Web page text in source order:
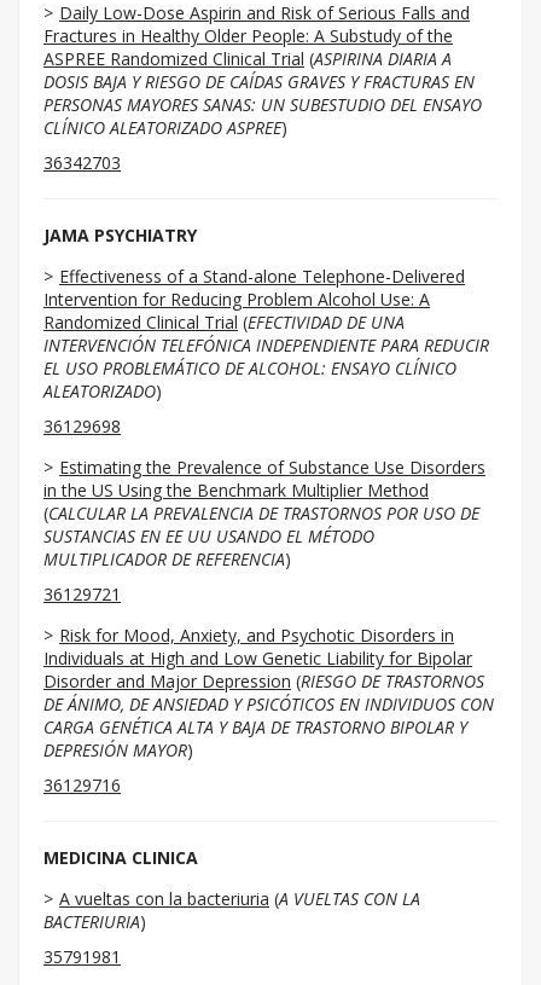
Daily Low-Dose Aspirin and Risk of Serious Falls and
Fractures in Healthy Older People: A Substudy of the
ASPREE Randomized Clinical Trial (ASPIRINA DIARIA A
DOSIS BAJA Y RIESGO DE CAÍDAS GRAVES Y FRACTURAS EN
PERSONAS MAYORES SANAS: UN SUBESTUDIO DEL ENSAYO
CLÍNICO ALEATORIZADO ASPREE)
36342703
JAMA PSYCHIATRY
Effectiveness of a Stand-alone Telephone-Delivered
Intervention for Reducing Problem Alcohol Use: A
Randomized Clinical Trial (EFECTIVIDAD DE UNA
INTERVENCIÓN TELEFÓNICA INDEPENDIENTE PARA REDUCIR
EL USO PROBLEMÁTICO DE ALCOHOL: ENSAYO CLÍNICO
ALEATORIZADO)
36129698
Estimating the Prevalence of Substance Use Disorders
in the US Using the Benchmark Multiplier Method
(CALCULAR LA PREVALENCIA DE TRASTORNOS POR USO DE
SUSTANCIAS EN EE UU USANDO EL MÉTODO
MULTIPLICADOR DE REFERENCIA)
36129721
Risk for Mood, Anxiety, and Psychotic Disorders in
Individuals at High and Low Genetic Liability for Bipolar
Disorder and Major Depression (RIESGO DE TRASTORNOS
DE ÁNIMO, DE ANSIEDAD Y PSICÓTICOS EN INDIVIDUOS CON
CARGA GENÉTICA ALTA Y BAJA DE TRASTORNO BIPOLAR Y
DEPRESIÓN MAYOR)
36129716
MEDICINA CLINICA
A vueltas con la bacteriuria (A VUELTAS CON LA
BACTERIURIA)
35791981